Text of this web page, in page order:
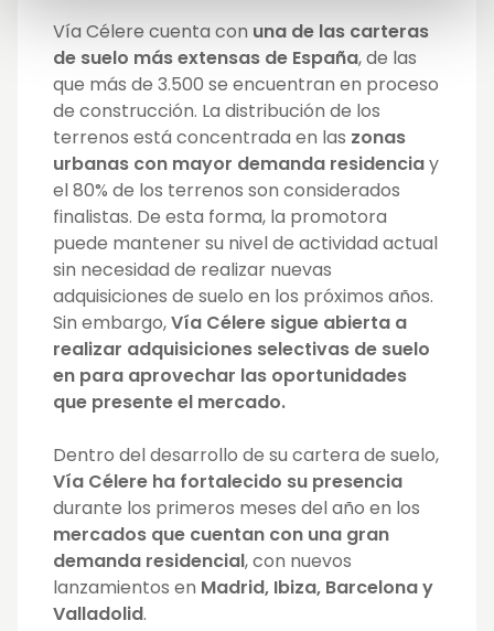
Vía Célere cuenta con una de las carteras
de suelo más extensas de España, de las
que más de 3.500 se encuentran en proceso
de construcción. La distribución de los
terrenos está concentrada en las zonas
urbanas con mayor demanda residenciay
el 80% de los terrenos son considerados
finalistas. De esta forma, la promotora
puede mantener su nivel de actividad actual
sin necesidad de realizar nuevas
adquisiciones de suelo en los próximos años.
Sin embargo,Vía Célere sigue abierta a
realizar adquisiciones selectivas de suelo
en para aprovechar las oportunidades
que presente el mercado.
Dentro del desarrollo de su cartera de suelo,
Vía Célere ha fortalecido su presencia
durante los primeros meses del año en los
mercados que cuentan con una gran
demanda residencial, con nuevos
lanzamientos en Madrid, Ibiza, Barcelona y
Valladolid.